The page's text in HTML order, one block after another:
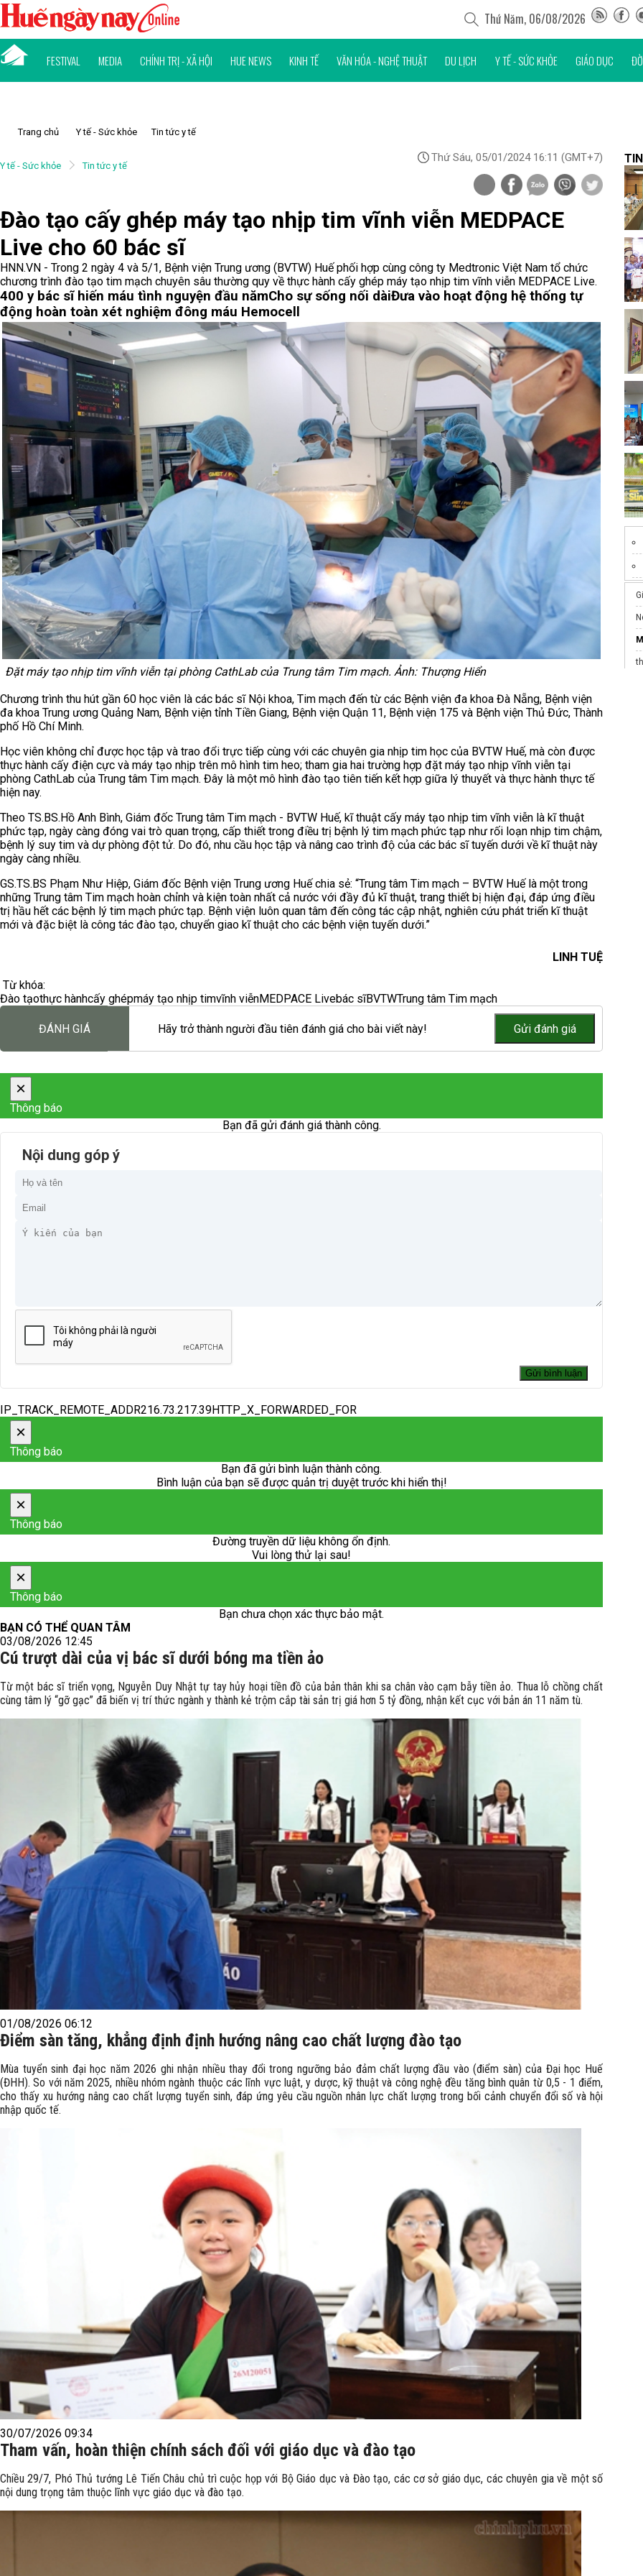
Thứ Năm, 06/08/2026
FESTIVAL MEDIA CHÍNH TRỊ - XÃ HỘI HUE NEWS KINH TẾ VĂN HÓA - NGHỆ THUẬT DU LỊCH Y TẾ - SỨC KHỎE GIÁO DỤC
Trang chủ Y tế - Sức khỏe Tin tức y tế
Y tế - Sức khỏe Tin tức y tế
Thứ Sáu, 05/01/2024 16:11 (GMT+7)
Đào tạo cấy ghép máy tạo nhịp tim vĩnh viễn MEDPACE
Live cho 60 bác sĩ
HNN.VN - Trong 2 ngày 4 và 5/1, Bệnh viện Trung ương (BVTW) Huế phối hợp cùng công ty Medtronic Việt Nam tổ chức
chương trình đào tạo tim mạch chuyên sâu thường quy về thực hành cấy ghép máy tạo nhịp tim vĩnh viễn MEDPACE Live.
400 y bác sĩ hiến máu tình nguyện đầu nămCho sự sống nối dàiĐưa vào hoạt động hệ thống tự
động hoàn toàn xét nghiệm đông máu Hemocell
Đặt máy tạo nhịp tim vĩnh viễn tại phòng CathLab của Trung tâm Tim mạch. Ảnh: Thượng Hiển
Chương trình thu hút gần 60 học viên là các bác sĩ Nội khoa, Tim mạch đến từ các Bệnh viện đa khoa Đà Nẵng, Bệnh viện
đa khoa Trung ương Quảng Nam, Bệnh viện tỉnh Tiền Giang, Bệnh viện Quận 11, Bệnh viện 175 và Bệnh viện Thủ Đức, Thành
phố Hồ Chí Minh.
Học viên không chỉ được học tập và trao đổi trực tiếp cùng với các chuyên gia nhịp tim học của BVTW Huế, mà còn được
thực hành cấy điện cực và máy tạo nhịp trên mô hình tim heo; tham gia hai trường hợp đặt máy tạo nhịp vĩnh viễn tại
phòng CathLab của Trung tâm Tim mạch. Đây là một mô hình đào tạo tiên tiến kết hợp giữa lý thuyết và thực hành thực tế
hiện nay.
Theo TS.BS.Hồ Anh Bình, Giám đốc Trung tâm Tim mạch - BVTW Huế, kĩ thuật cấy máy tạo nhịp tim vĩnh viễn là kĩ thuật
phức tạp, ngày càng đóng vai trò quan trọng, cấp thiết trong điều trị bệnh lý tim mạch phức tạp như rối loạn nhịp tim chậm,
bệnh lý suy tim và dự phòng đột tử. Do đó, nhu cầu học tập và nâng cao trình độ của các bác sĩ tuyến dưới về kĩ thuật này
ngày càng nhiều.
GS.TS.BS Phạm Như Hiệp, Giám đốc Bệnh viện Trung ương Huế chia sẻ: “Trung tâm Tim mạch – BVTW Huế là một trong
những Trung tâm Tim mạch hoàn chỉnh và kiện toàn nhất cả nước với đầy đủ kĩ thuật, trang thiết bị hiện đại, đáp ứng điều
trị hầu hết các bệnh lý tim mạch phức tạp. Bệnh viện luôn quan tâm đến công tác cập nhật, nghiên cứu phát triển kĩ thuật
mới và đặc biệt là công tác đào tạo, chuyển giao kĩ thuật cho các bệnh viện tuyến dưới.”
LINH TUỆ
Từ khóa:
Đào tạothực hànhcấy ghépmáy tạo nhịp timvĩnh viễnMEDPACE Livebác sĩBVTWTrung tâm Tim mạch
ĐÁNH GIÁ Hãy trở thành người đầu tiên đánh giá cho bài viết này!
×
Thông báo
Bạn đã gửi đánh giá thành công.
Nội dung góp ý
IP_TRACK_REMOTE_ADDR216.73.217.39HTTP_X_FORWARDED_FOR
×
Thông báo
Bạn đã gửi bình luận thành công.
Bình luận của bạn sẽ được quản trị duyệt trước khi hiển thị!
×
Thông báo
Đường truyền dữ liệu không ổn định.
Vui lòng thử lại sau!
×
Thông báo
Bạn chưa chọn xác thực bảo mật.
BẠN CÓ THỂ QUAN TÂM
03/08/2026 12:45
Cú trượt dài của vị bác sĩ dưới bóng ma tiền ảo
Từ một bác sĩ triển vọng, Nguyễn Duy Nhật tự tay hủy hoại tiền đồ của bản thân khi sa chân vào cạm bẫy tiền ảo. Thua lỗ chồng chất
cùng tâm lý “gỡ gạc” đã biến vị trí thức ngành y thành kẻ trộm cắp tài sản trị giá hơn 5 tỷ đồng, nhận kết cục với bản án 11 năm tù.
01/08/2026 06:12
Điểm sàn tăng, khẳng định định hướng nâng cao chất lượng đào tạo
Mùa tuyển sinh đại học năm 2026 ghi nhận nhiều thay đổi trong ngưỡng bảo đảm chất lượng đầu vào (điểm sàn) của Đại học Huế
(ĐHH). So với năm 2025, nhiều nhóm ngành thuộc các lĩnh vực luật, y dược, kỹ thuật và công nghệ đều tăng bình quân từ 0,5 - 1 điểm,
cho thấy xu hướng nâng cao chất lượng tuyển sinh, đáp ứng yêu cầu nguồn nhân lực chất lượng trong bối cảnh chuyển đổi số và hội
nhập quốc tế.
30/07/2026 09:34
Tham vấn, hoàn thiện chính sách đối với giáo dục và đào tạo
Chiều 29/7, Phó Thủ tướng Lê Tiến Châu chủ trì cuộc họp với Bộ Giáo dục và Đào tạo, các cơ sở giáo dục, các chuyên gia về một số
nội dung trọng tâm thuộc lĩnh vực giáo dục và đào tạo.